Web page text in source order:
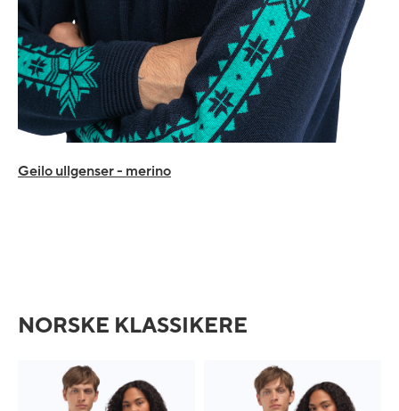
Geilo ullgenser - merino
NORSKE KLASSIKERE